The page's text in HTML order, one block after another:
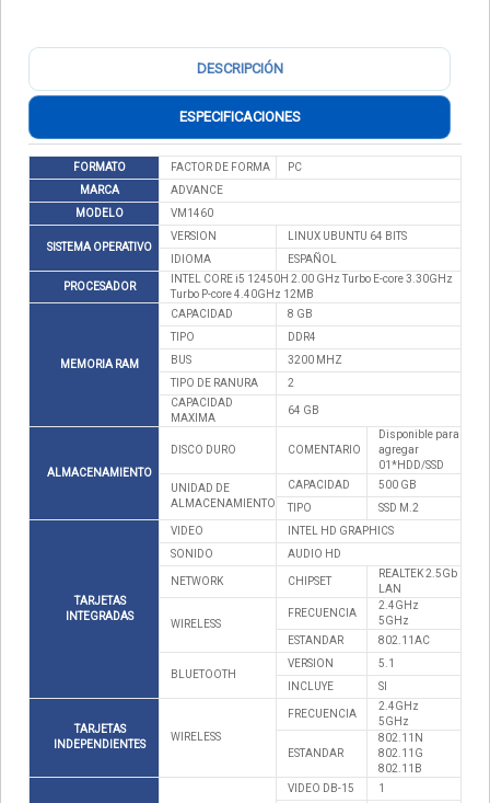
DESCRIPCIÓN
ESPECIFICACIONES
FORMATO FACTOR DE FORMA
PC
MARCA
ADVANCE
MODELO
VM1460
SISTEMA OPERATIVO
VERSION
LINUX UBUNTU 64 BITS
IDIOMA
ESPAÑOL
PROCESADOR
INTEL CORE i5 12450H 2.00 GHz Turbo E-core 3.30GHz
Turbo P-core 4.40GHz 12MB
MEMORIA RAM
CAPACIDAD
8 GB
TIPO
DDR4
BUS
3200 MHZ
TIPO DE RANURA
2
CAPACIDAD
MAXIMA
64 GB
ALMACENAMIENTO
DISCO DURO COMENTARIO
Disponible para
agregar
01*HDD/SSD
UNIDAD DE
ALMACENAMIENTO
CAPACIDAD
500 GB
TIPO
SSD M.2
TARJETAS
INTEGRADAS
VIDEO
INTEL HD GRAPHICS
SONIDO
AUDIO HD
NETWORK CHIPSET
REALTEK 2.5Gb
LAN
WIRELESS
FRECUENCIA
2.4GHz
5GHz
ESTANDAR
802.11AC
BLUETOOTH
VERSION
5.1
INCLUYE
SI
TARJETAS
INDEPENDIENTES
WIRELESS
FRECUENCIA
2.4GHz
5GHz
ESTANDAR
802.11N
802.11G
802.11B
VIDEO DB-15
1